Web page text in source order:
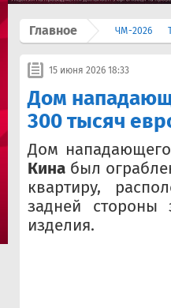
Главное ЧМ-2026
15 июня 2026 18:33
Дом
300 тысяч
Дом
Кина был
квартиру,
задней
изделия.